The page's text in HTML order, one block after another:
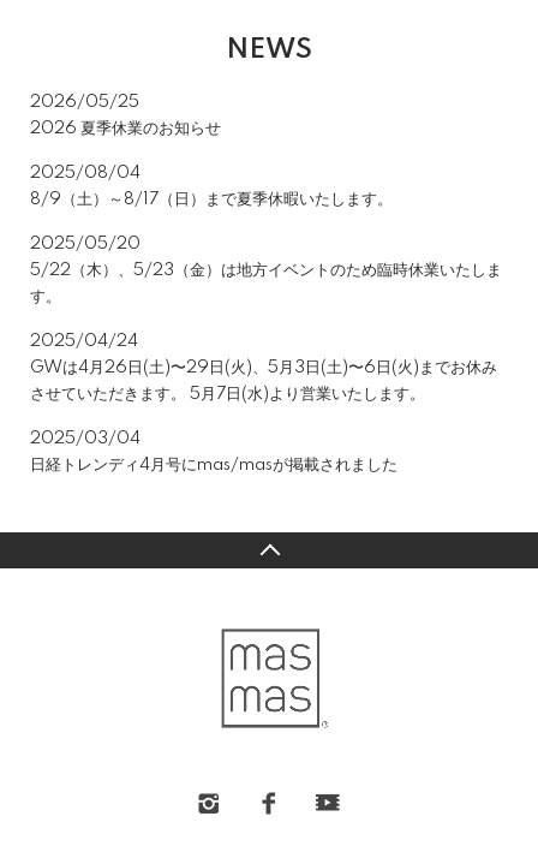
NEWS
2026/05/25
2026 夏季休業のお知らせ
2025/08/04
8/9（土）～8/17（日）まで夏季休暇いたします。
2025/05/20
5/22（木）、5/23（金）は地方イベントのため臨時休業いたしま
す。
2025/04/24
GWは4月26日(土)〜29日(火)、5月3日(土)〜6日(火)までお休み
させていただきます。 5月7日(水)より営業いたします。
2025/03/04
日経トレンディ4月号にmas/masが掲載されました